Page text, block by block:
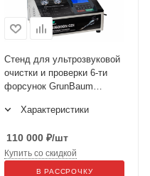
Стенд для ультрозвуковой
очистки и проверки 6-ти
форсунок GrunBaum
Характеристики
110 000 ₽/шт
Купить со скидкой
В РАССРОЧКУ